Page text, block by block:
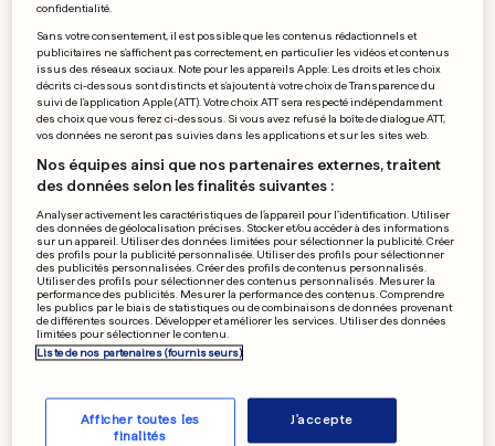
PUBLICITÉ
AFRIQUE DE L'OUEST
confidentialité.
Sans votre consentement, il est possible que les contenus rédactionnels et
publicitaires ne s'affichent pas correctement, en particulier les vidéos et contenus
issus des réseaux sociaux. Note pour les appareils Apple: Les droits et les choix
décrits ci-dessous sont distincts et s'ajoutent à votre choix de Transparence du
suivi de l'application Apple (ATT). Votre choix ATT sera respecté indépendamment
des choix que vous ferez ci-dessous. Si vous avez refusé la boîte de dialogue ATT,
vos données ne seront pas suivies dans les applications et sur les sites web.
Nos équipes ainsi que nos partenaires externes, traitent
des données selon les finalités suivantes :
Analyser activement les caractéristiques de l’appareil pour l’identification. Utiliser
des données de géolocalisation précises. Stocker et/ou accéder à des informations
sur un appareil. Utiliser des données limitées pour sélectionner la publicité. Créer
des profils pour la publicité personnalisée. Utiliser des profils pour sélectionner
des publicités personnalisées. Créer des profils de contenus personnalisés.
Utiliser des profils pour sélectionner des contenus personnalisés. Mesurer la
performance des publicités. Mesurer la performance des contenus. Comprendre
les publics par le biais de statistiques ou de combinaisons de données provenant
de différentes sources. Développer et améliorer les services. Utiliser des données
limitées pour sélectionner le contenu.
Liste de nos partenaires (fournisseurs)
Afficher toutes les
finalités
J'accepte